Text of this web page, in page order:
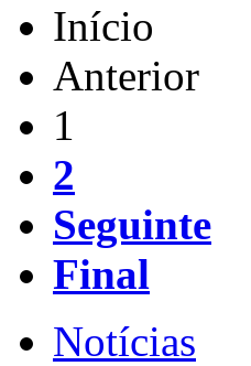
Início
Anterior
1
2
Seguinte
Final
Notícias